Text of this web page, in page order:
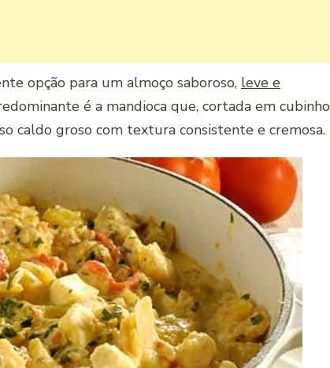
opção para um almoço saboroso, leve e
é a mandioca que, cortada em cubinho
caldo groso com textura consistente e cremosa.